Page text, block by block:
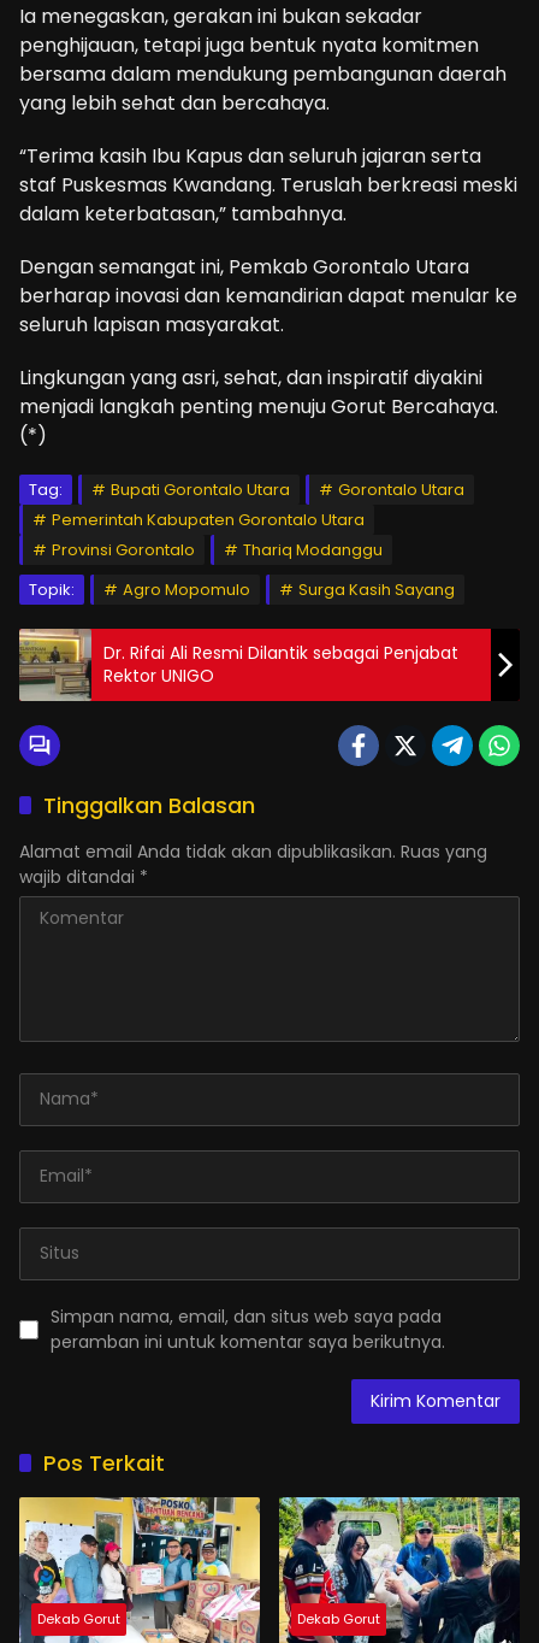
Ia menegaskan, gerakan ini bukan sekadar
penghijauan, tetapi juga bentuk nyata komitmen
bersama dalam mendukung pembangunan daerah
yang lebih sehat dan bercahaya.
“Terima kasih Ibu Kapus dan seluruh jajaran serta
staf Puskesmas Kwandang. Teruslah berkreasi meski
dalam keterbatasan,” tambahnya.
Dengan semangat ini, Pemkab Gorontalo Utara
berharap inovasi dan kemandirian dapat menular ke
seluruh lapisan masyarakat.
Lingkungan yang asri, sehat, dan inspiratif diyakini
menjadi langkah penting menuju Gorut Bercahaya.
(*)
Tag: Bupati Gorontalo Utara
Gorontalo Utara
Pemerintah Kabupaten Gorontalo Utara
Provinsi Gorontalo
Thariq Modanggu
Topik:
Agro Mopomulo Surga Kasih Sayang
Dr. Rifai Ali Resmi Dilantik sebagai Penjabat
Rektor UNIGO
Tinggalkan Balasan
Alamat email Anda tidak akan dipublikasikan. Ruas yang
wajib ditandai *
Simpan nama, email, dan situs web saya pada
peramban ini untuk komentar saya berikutnya.
Pos Terkait
Dekab Gorut Dekab Gorut